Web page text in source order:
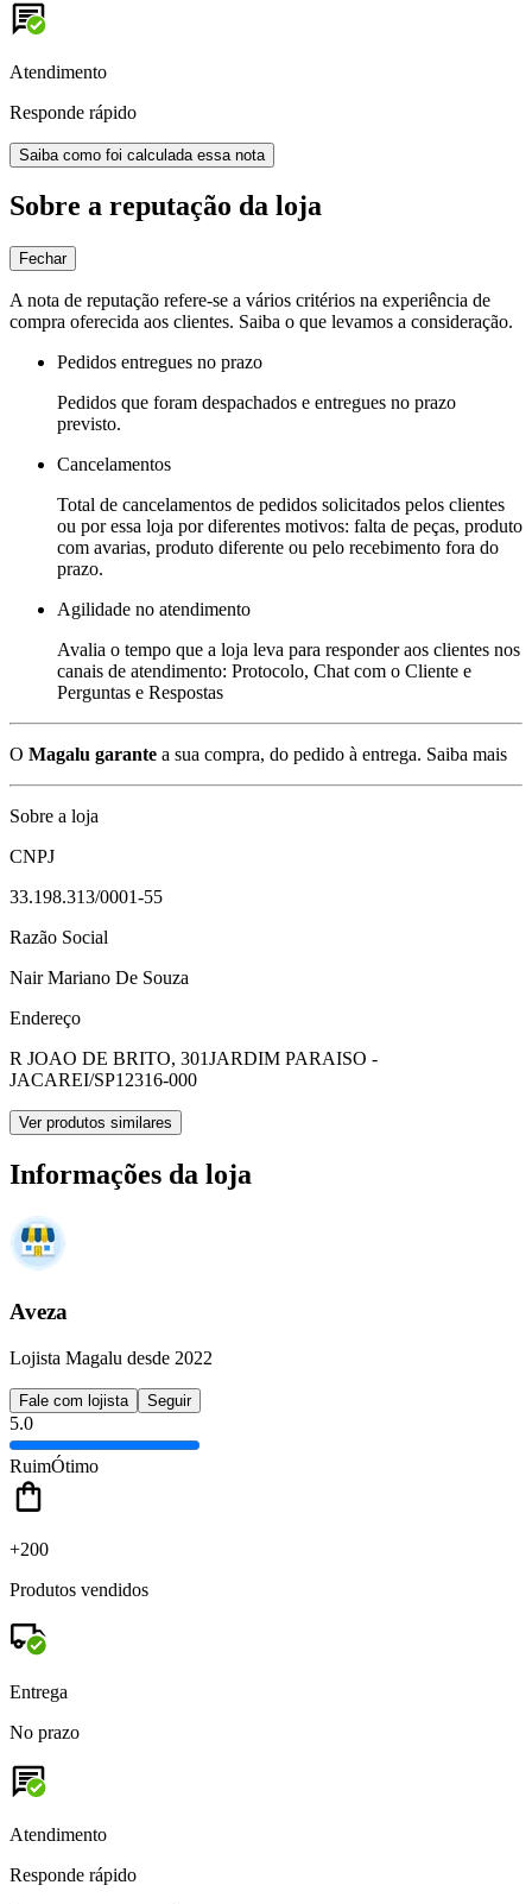
Atendimento
Responde rápido
Saiba como foi calculada essa nota
Sobre a reputação da loja
Fechar
A nota de reputação refere-se a vários critérios na experiência de
compra oferecida aos clientes. Saiba o que levamos a consideração.
Pedidos entregues no prazo
Pedidos que foram despachados e entregues no prazo
previsto.
Cancelamentos
Total de cancelamentos de pedidos solicitados pelos clientes
ou por essa loja por diferentes motivos: falta de peças, produto
com avarias, produto diferente ou pelo recebimento fora do
prazo.
Agilidade no atendimento
Avalia o tempo que a loja leva para responder aos clientes nos
canais de atendimento: Protocolo, Chat com o Cliente e
Perguntas e Respostas
O Magalu garante a sua compra, do pedido à entrega. Saiba mais
Sobre a loja
CNPJ
33.198.313/0001-55
Razão Social
Nair Mariano De Souza
Endereço
R JOAO DE BRITO, 301JARDIM PARAISO -
JACAREI/SP12316-000
Ver produtos similares
Informações da loja
Aveza
Lojista Magalu desde 2022
Fale com lojista Seguir
5.0
RuimÓtimo
+200
Produtos vendidos
Entrega
No prazo
Atendimento
Responde rápido